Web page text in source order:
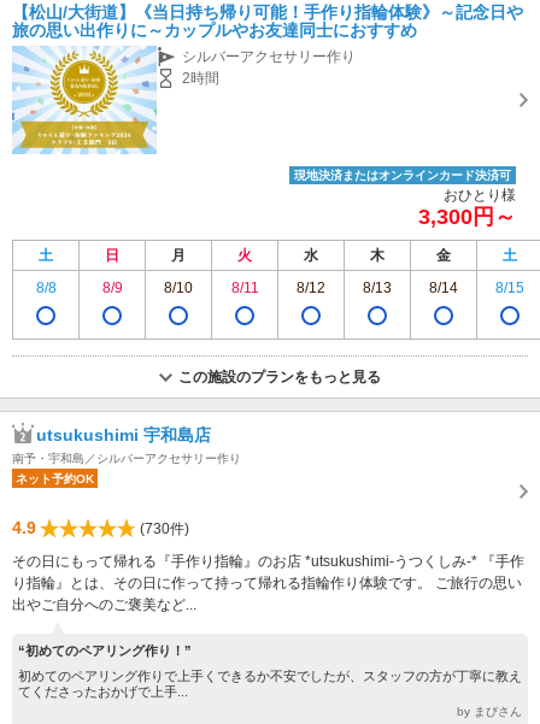
【松山/大街道】《当日持ち帰り可能！手作り指輪体験》～記念日や
旅の思い出作りに～カップルやお友達同士におすすめ
シルバーアクセサリー作り
2時間
現地決済またはオンラインカード決済可
おひとり様
3,300円～
土 日 月 火 水 木 金
土
8/8
8/9 8/10 8/11 8/12 8/13 8/14 8/15
この施設のプランをもっと見る
utsukushimi 宇和島店
南予・宇和島／シルバーアクセサリー作り
ネット予約OK
4.9
(730件)
その日にもって帰れる『手作り指輪』のお店 *utsukushimi-うつくしみ-* 『手作
り指輪』とは、その日に作って持って帰れる指輪作り体験です。 ご旅行の思い
出やご自分へのご褒美など...
“初めてのペアリング作り！”
初めてのペアリング作りで上手くできるか不安でしたが、スタッフの方が丁寧に教え
てくださったおかげで上手...
by まぴさん